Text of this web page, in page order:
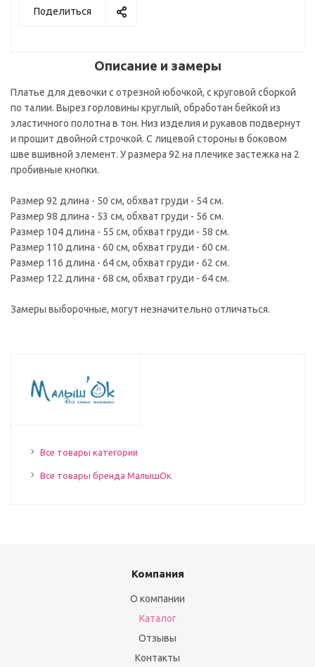
Поделиться
Описание и замеры
Платье для девочки с отрезной юбочкой, с круговой сборкой
по талии. Вырез горловины круглый, обработан бейкой из
эластичного полотна в тон. Низ изделия и рукавов подвернут
и прошит двойной строчкой. С лицевой стороны в боковом
шве вшивной элемент. У размера 92 на плечике застежка на 2
пробивные кнопки.
Размер 92 длина - 50 см, обхват груди - 54 см.
Размер 98 длина - 53 см, обхват груди - 56 см.
Размер 104 длина - 55 см, обхват груди - 58 см.
Размер 110 длина - 60 см, обхват груди - 60 см.
Размер 116 длина - 64 см, обхват груди - 62 см.
Размер 122 длина - 68 см, обхват груди - 64 см.
Замеры выборочные, могут незначительно отличаться.
Все товары категории
Все товары бренда МалышОк
Компания
О компании
Каталог
Отзывы
Контакты